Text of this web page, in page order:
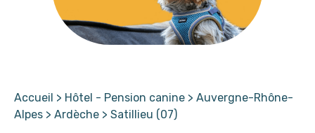
Accueil > Hôtel - Pension canine > Auvergne-Rhône-
Alpes > Ardèche > Satillieu (07)